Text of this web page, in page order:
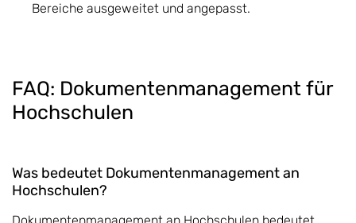
Bereiche ausgeweitet und angepasst.
FAQ: Dokumentenmanagement für
Hochschulen
Was bedeutet Dokumentenmanagement an
Hochschulen?